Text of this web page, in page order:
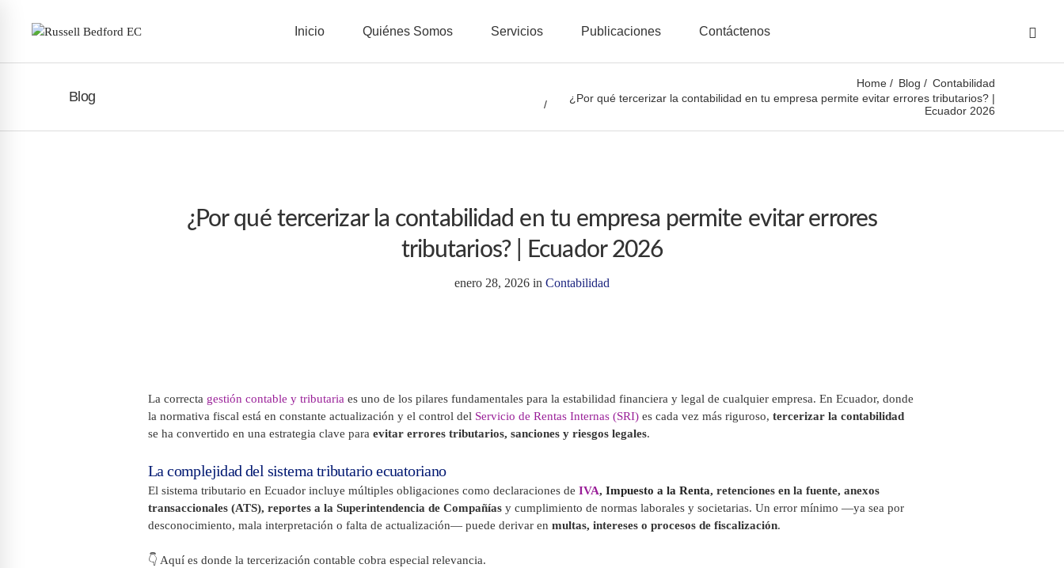
Inicio Quiénes Somos Servicios Publicaciones Contáctenos
Blog
Home Blog
Contabilidad
¿Por qué tercerizar la contabilidad en tu empresa permite evitar errores tributarios? |
Ecuador 2026
¿Por qué tercerizar la contabilidad en tu empresa permite evitar errores
tributarios? | Ecuador 2026
enero 28, 2026in Contabilidad
La correcta gestión contable y tributaria es uno de los pilares fundamentales para la estabilidad financiera y legal de cualquier empresa. En Ecuador, donde
la normativa fiscal está en constante actualización y el control del Servicio de Rentas Internas (SRI) es cada vez más riguroso, tercerizar la contabilidad
se ha convertido en una estrategia clave para evitar errores tributarios, sanciones y riesgos legales.
La complejidad del sistema tributario ecuatoriano
El sistema tributario en Ecuador incluye múltiples obligaciones como declaraciones de IVA, Impuesto a la Renta, retenciones en la fuente, anexos
transaccionales (ATS), reportes a la Superintendencia de Compañías y cumplimiento de normas laborales y societarias. Un error mínimo —ya sea por
desconocimiento, mala interpretación o falta de actualización— puede derivar en multas, intereses o procesos de fiscalización.
👇 Aquí es donde la tercerización contable cobra especial relevancia.